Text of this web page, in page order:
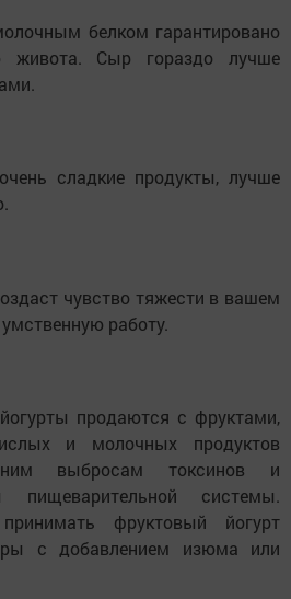
белком гарантировано
живота. Сыр гораздо лучше
сладкие продукты, лучше
чувство тяжести в вашем
работу.
продаются с фруктами,
и молочных продуктов
выбросам токсинов и
пищеварительной системы.
фруктовый йогурт
с добавлением изюма или